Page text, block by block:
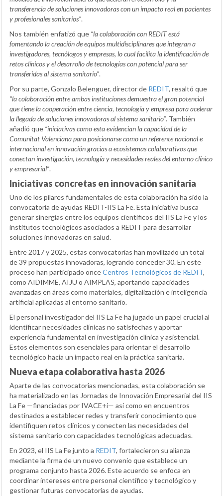
transferencia de soluciones innovadoras con un impacto real en pacientes
y profesionales sanitarios”.
Nos también enfatizó que “la colaboración con REDIT está
fomentando la creación de equipos multidisciplinares que integran a
investigadores, tecnólogos y empresas, lo cual facilita la identificación de
retos clínicos y el desarrollo de tecnologías con potencial para ser
transferidas al sistema sanitario”.
Por su parte, Gonzalo Belenguer, director de REDIT, resaltó que
“la colaboración entre ambas instituciones demuestra el gran potencial
que tiene la cooperación entre ciencia, tecnología y empresa para acelerar
la llegada de soluciones innovadoras al sistema sanitario”. También
añadió que “iniciativas como esta evidencian la capacidad de la
Comunitat Valenciana para posicionarse como un referente nacional e
internacional en innovación gracias a ecosistemas colaborativos que
conectan investigación, tecnología y necesidades reales del entorno clínico
y empresarial”.
Iniciativas concretas en innovación sanitaria
Uno de los pilares fundamentales de esta colaboración ha sido la
convocatoria de ayudas REDIT-IIS La Fe. Esta iniciativa busca
generar sinergias entre los equipos científicos del IIS La Fe y los
institutos tecnológicos asociados a REDIT para desarrollar
soluciones innovadoras en salud.
Entre 2017 y 2025, estas convocatorias han movilizado un total
de 39 propuestas innovadoras, logrando conceder 30. En este
proceso han participado onceCentros Tecnológicos de REDIT,
como AIDIMME, AIJU o AIMPLAS, aportando capacidades
avanzadas en áreas como materiales, digitalización e inteligencia
artificial aplicadas al entorno sanitario.
El personal investigador del IIS La Fe ha jugado un papel crucial al
identificar necesidades clínicas no satisfechas y aportar
experiencia fundamental en investigación clínica y asistencial.
Estos elementos son esenciales para orientar el desarrollo
tecnológico hacia un impacto real en la práctica sanitaria.
Nueva etapa colaborativa hasta 2026
Aparte de las convocatorias mencionadas, esta colaboración se
ha materializado en las Jornadas de Innovación Empresarial del IIS
La Fe —financiadas por IVACE+i— así como en encuentros
destinados a establecer redes y transferir conocimiento que
identifiquen retos clínicos y conecten las necesidades del
sistema sanitario con capacidades tecnológicas adecuadas.
En 2023, el IIS La Fe junto a REDIT, fortalecieron su alianza
mediante la firma de un nuevo convenio que establece un
programa conjunto hasta 2026. Este acuerdo se enfoca en
coordinar intereses entre personal científico y tecnológico y
gestionar futuras convocatorias de ayudas.